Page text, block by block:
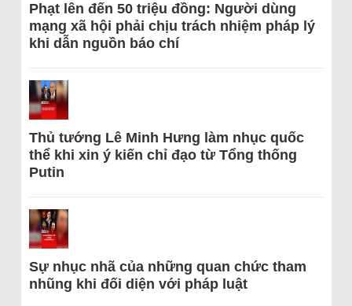
Phạt lên đến 50 triệu đồng: Người dùng
mạng xã hội phải chịu trách nhiệm pháp lý
khi dẫn nguồn báo chí
Thủ tướng Lê Minh Hưng làm nhục quốc
thể khi xin ý kiến chỉ đạo từ Tổng thống
Putin
Sự nhục nhã của những quan chức tham
nhũng khi đối diện với pháp luật